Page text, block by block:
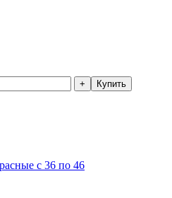
с 36 по 46